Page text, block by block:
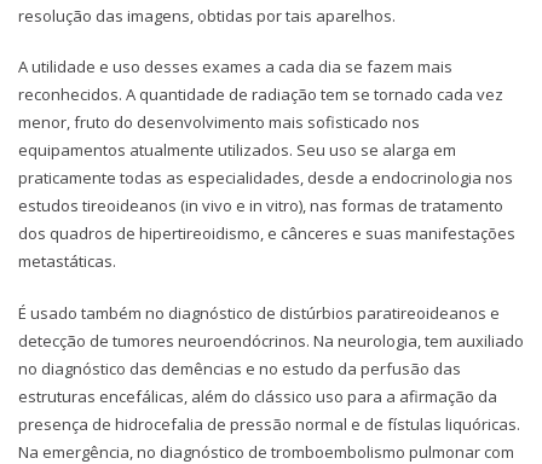
resolução das imagens, obtidas por tais aparelhos.
A utilidade e uso desses exames a cada dia se fazem mais
reconhecidos. A quantidade de radiação tem se tornado cada vez
menor, fruto do desenvolvimento mais sofisticado nos
equipamentos atualmente utilizados. Seu uso se alarga em
praticamente todas as especialidades, desde a endocrinologia nos
estudos tireoideanos (in vivo e in vitro), nas formas de tratamento
dos quadros de hipertireoidismo, e cânceres e suas manifestações
metastáticas.
É usado também no diagnóstico de distúrbios paratireoideanos e
detecção de tumores neuroendócrinos. Na neurologia, tem auxiliado
no diagnóstico das demências e no estudo da perfusão das
estruturas encefálicas, além do clássico uso para a afirmação da
presença de hidrocefalia de pressão normal e de fístulas liquóricas.
Na emergência, no diagnóstico de tromboembolismo pulmonar com